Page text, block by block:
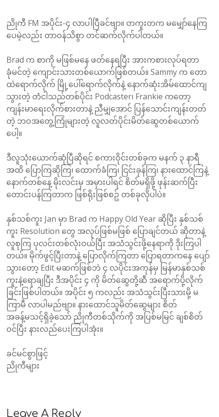
ညိုကီ FM အပိုင်း-၄ လာပါပြီခင်ဗျာ။ တကူးတက မမျှော်နေကြ
ပေမဲ့လည်း တာဝန်သိစွာ တင်ဆက်လိုက်ပါတယ်။
Brad က စာကို မဖြစ်မနေ ဖတ်နေရပြီး အားကစားလုပ်ရတာ
ခုံမင်တဲ့ ကျောင်းသားတစ်ယောက်ဖြစ်တယ်။ Sammy က တော
ထဲရောက်လိုက် မြို့ပေါ်ရောက်လိုက်နဲ့ နောက်ဆုံးအိမ်ထောင်ကျ
သွားတဲ့ တံငါသည်တစ်ပိုင်း Podcaster၊ Frankie ကတော့
ကျန်းမာရေးလိုက်စားတာနဲ့ ညီမျှအောင် ပြန်သောင်းကျန်းတတ်
တဲ့ ဘဝအတွေ့ကြုံများတဲ့ လူလတ်ပိုင်းမိတ်ဆွေတစ်ယောက်
ပေါ့။
ဒီလူသုံးယောက်ဆုံပြီဆိုရင် စကားဝိုင်းတစ်ခုက မနက် ၃ နာရီ
အထိ ပြောကြဆိုကြ၊​ ထောက်ခံကြ၊ ငြင်းခုန်ကြ၊ နားထောင်ကြနဲ့
နောက်တစ်နေ့ မိုးလင်းမှ အမှားပါရင် စိတ်မရှိဖို့ ဖုန်းဆက်ပြီး
တောင်းပန်ကြတာက ဖြစ်ရိုးဖြစ်စဥ် တစ်ခုလိုပါပဲ။
နှစ်သစ်ကူး Jan မှာ Brad က Happy Old Year ဆိုပြီး နှစ်သစ်
ကူး Resolution တွေ အလုပ်ဖြစ်မဖြစ် ပြောချင်တယ် ဆိုတာနဲ့
လူစုကြ ပုလင်းတစ်လုံးဝယ်ပြီး အသံသွင်းဖို့နေရာကို ဒိုးကြပါ
တယ်။ မိုက်ဖွင့်ပြီးတာနဲ့ ပြောလိုက်ကြတာ ပြောရတာကနေ ပျော်
သွားတော့ Edit မဆက်ဖြစ်ဘဲ ၄ လပိုင်းအကုန်မှ မြန်မာနှစ်သစ်
ကူးနဲ့ရောချပြီး ဒီအပိုင်း ၄ ကို မိတ်ဆွေတို့ဆီ အရောက်ပို့လိုက်
ခြင်းဖြစ်ပါတယ်။ အပိုင်း ၅ ကလည်း အသံသွင်းပြီးသားမို့ မ
ကြာမီ လာပါမည်ဗျာ။ နားထောင်သူမိတ်ဆွေများ စိတ်
အခန့်မသင့်ရှိခဲ့သော် ညိုကီတစ်သိုက်ကို အပြစ်မမြင် ချစ်စိတ်
ဝင်ပြီး နားလည်ပေးကြပါအုံး။
ခင်မင်စွာဖြင့်
ညိုကီများ
Leave A Reply